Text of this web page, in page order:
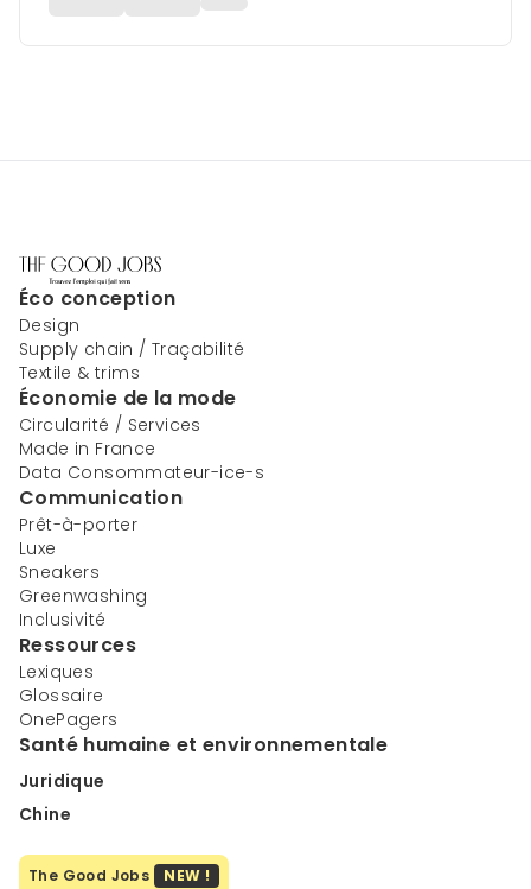
Éco conception
Design
Supply chain / Traçabilité
Textile & trims
Économie de la mode
Circularité / Services
Made in France
Data Consommateur-ice-s
Communication
Prêt-à-porter
Luxe
Sneakers
Greenwashing
Inclusivité
Ressources
Lexiques
Glossaire
OnePagers
Santé humaine et environnementale
Juridique
Chine
The Good Jobs NEW !